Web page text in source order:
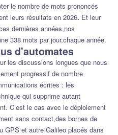
le nombre de mots prononcés
leurs résultats en 2026. Et leur
dernières années,nos
338 mots par jour,chaque année.
d'automates
les discussions longues que nous
progressif de nombre
écrites : les
qui supprime autant
C’est le cas avec le déploiement
sans contact,des bornes de
GPS et autre Galileo placés dans